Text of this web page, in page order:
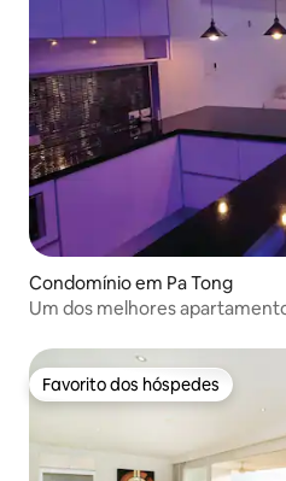
Condomínio em Pa Tong
Um dos melhores
Favorito dos hóspedes
Favorito dos hóspedes